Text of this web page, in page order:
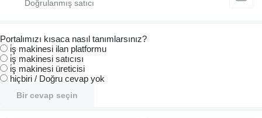
Portalımızı kısaca nasıl tanımlarsınız?
i̇ş makinesi ilan platformu
i̇ş makinesi satıcısı
i̇ş makinesi üreticisi
hiçbiri / Doğru cevap yok
Bir cevap seçin